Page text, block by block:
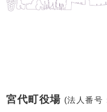
宮代町役場 (法人番